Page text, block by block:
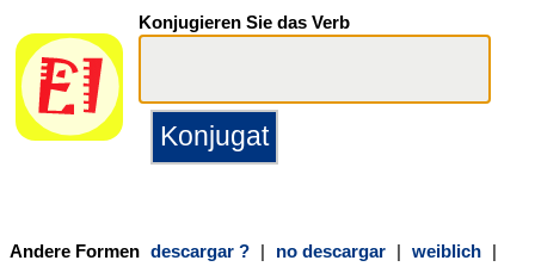
Konjugieren Sie das Verb
Andere Formen descargar ? | no descargar | weiblich |